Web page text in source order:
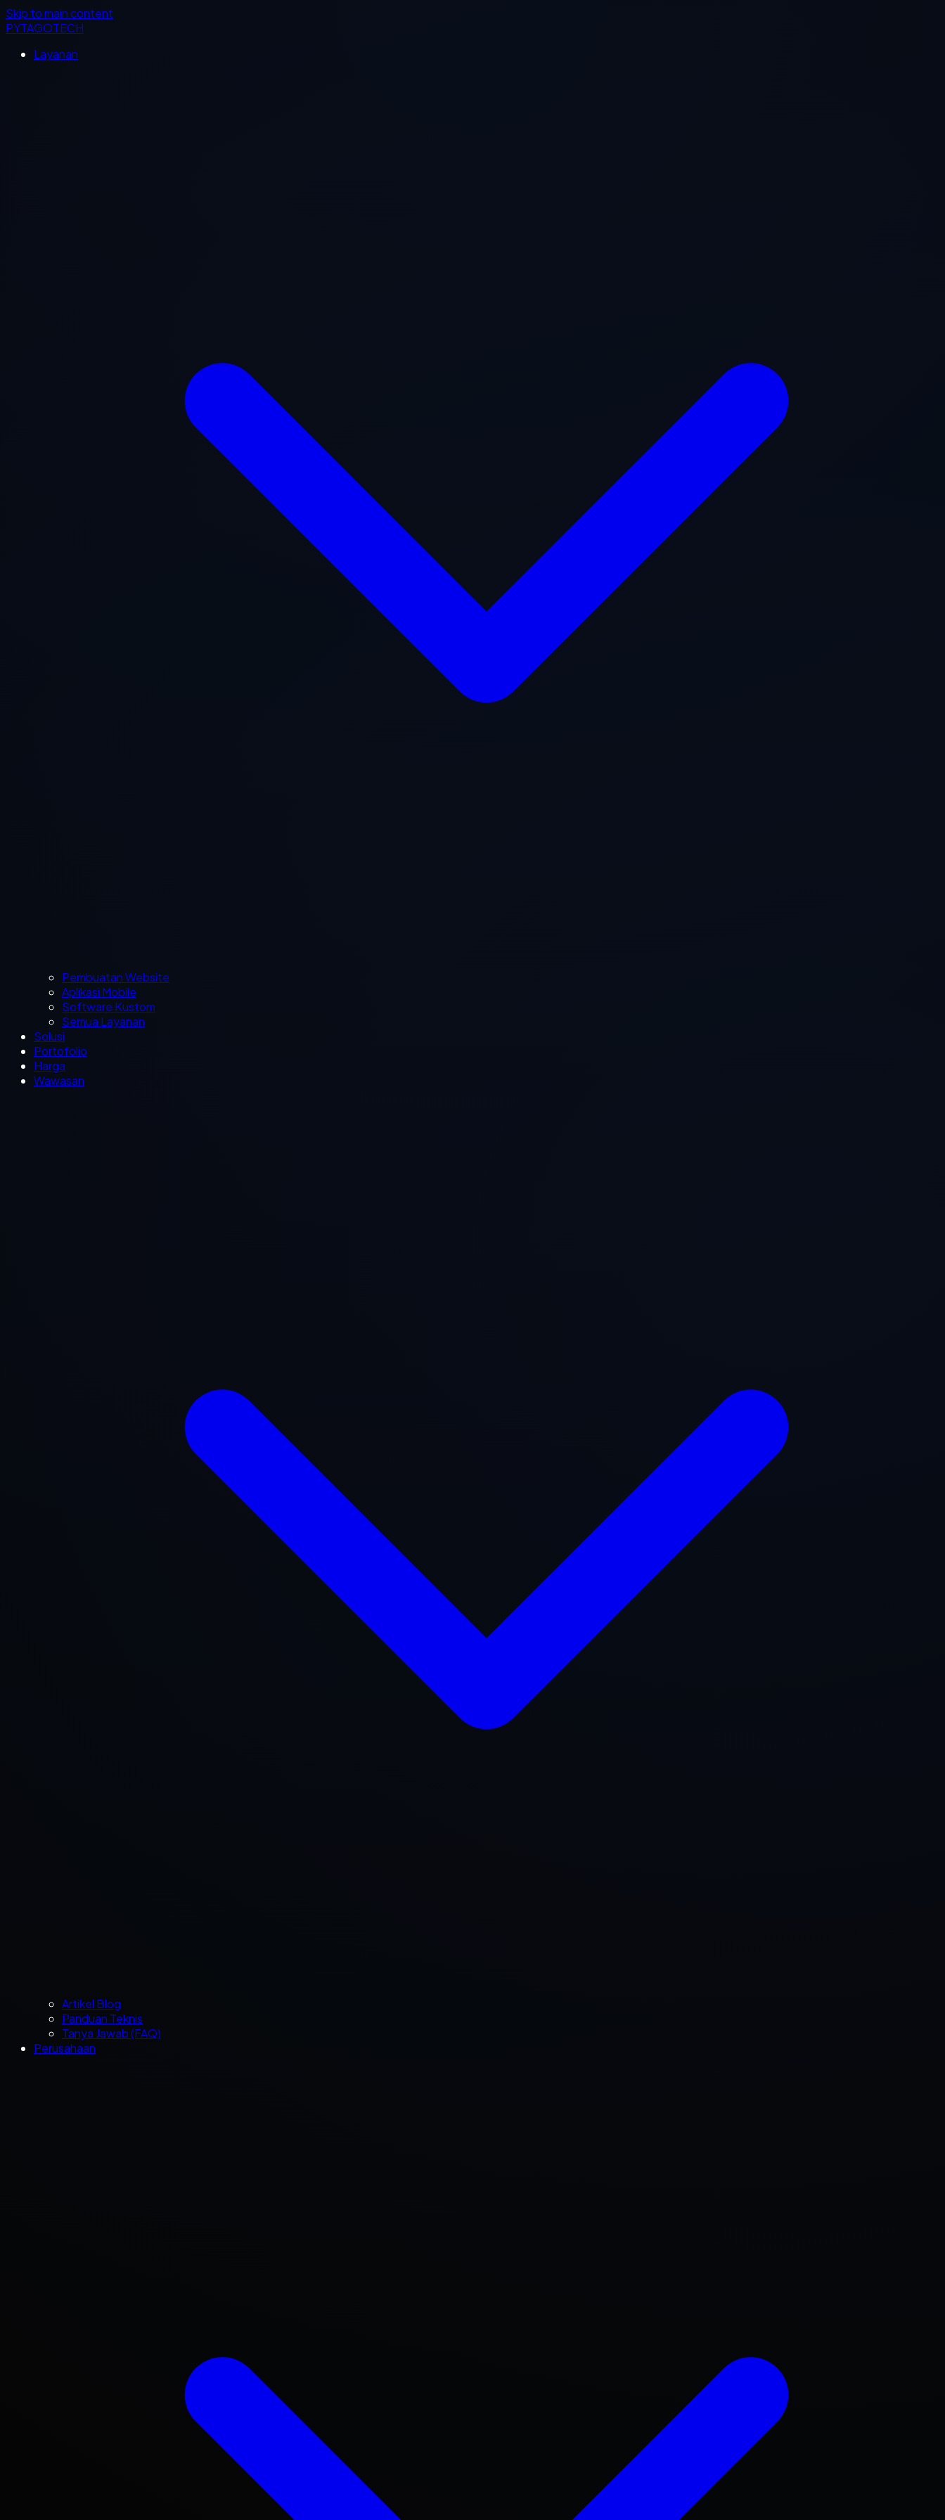
Skip to main content
PYTAGOTECH
Layanan
Pembuatan Website
Aplikasi Mobile
Software Kustom
Semua Layanan
Solusi
Portofolio
Harga
Wawasan
Artikel Blog
Panduan Teknis
Tanya Jawab (FAQ)
Perusahaan